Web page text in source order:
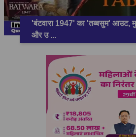
'बंटवारा 1947' का 'तब्बसुम' आउट,
और उ...